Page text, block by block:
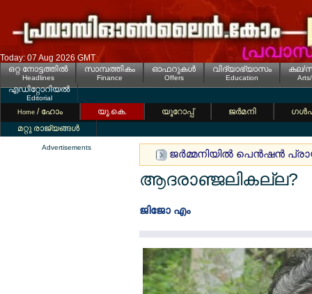
Today: 07 Aug 2026 GMT
ഒറ്റ നോട്ടത്തില്‍
Headlines
സാമ്പത്തികം
Finance
ഓഫറുകള്‍
Offers
വിദ്യാഭ്യാസം
Education
കല/
എഡിറ്റോറിയല്‍
Editorial
Home / ഹോം യൂ.കെ. യൂറോപ്പ് ജര്‍മനി
മറ്റു രാജ്യങ്ങള്‍
Advertisements
ജര്‍മ്മനിയില്‍ പെന്‍ഷന്‍
ആദരാഞ്ജലികല്ല?
ജിജോ എം